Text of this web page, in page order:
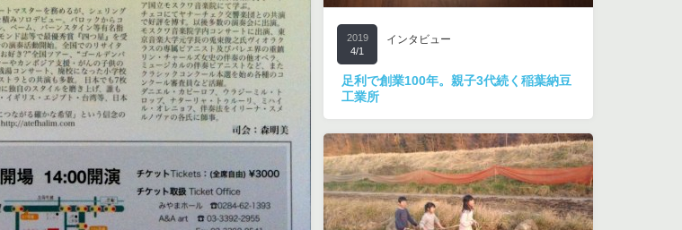
2019
4/1
インタビュー
足利で創業100年。親子3代続く稲葉納豆
工業所